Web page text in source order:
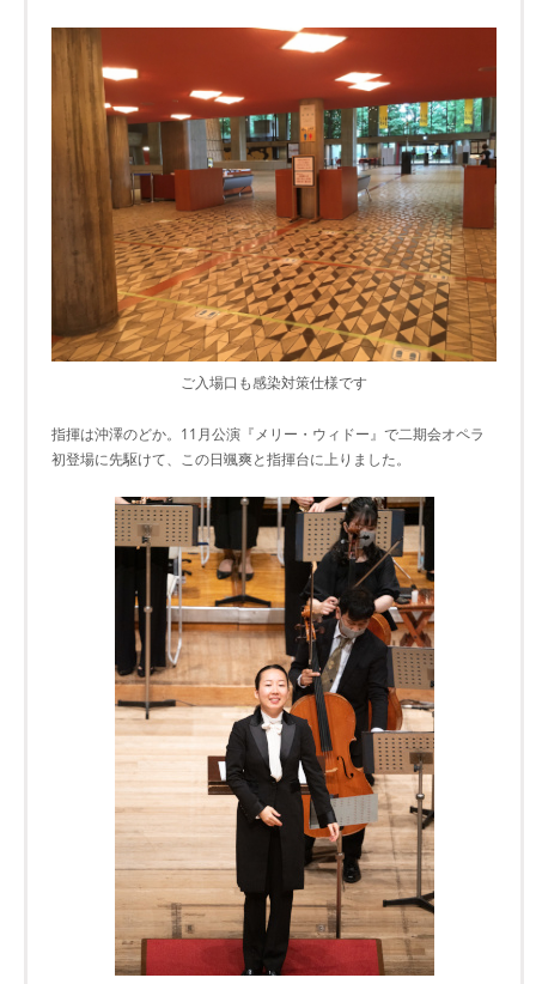
ご入場口も感染対策仕様です
指揮は沖澤のどか。11月公演『メリー・ウィドー』で二期会オペラ
初登場に先駆けて、この日颯爽と指揮台に上りました。